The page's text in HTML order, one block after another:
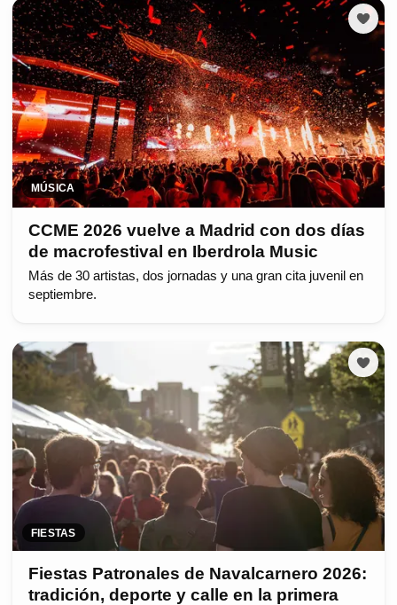
MÚSICA
CCME 2026 vuelve a Madrid con dos días
de macrofestival en Iberdrola Music
Más de 30 artistas, dos jornadas y una gran cita juvenil en
septiembre.
FIESTAS
Fiestas Patronales de Navalcarnero 2026:
tradición, deporte y calle en la primera